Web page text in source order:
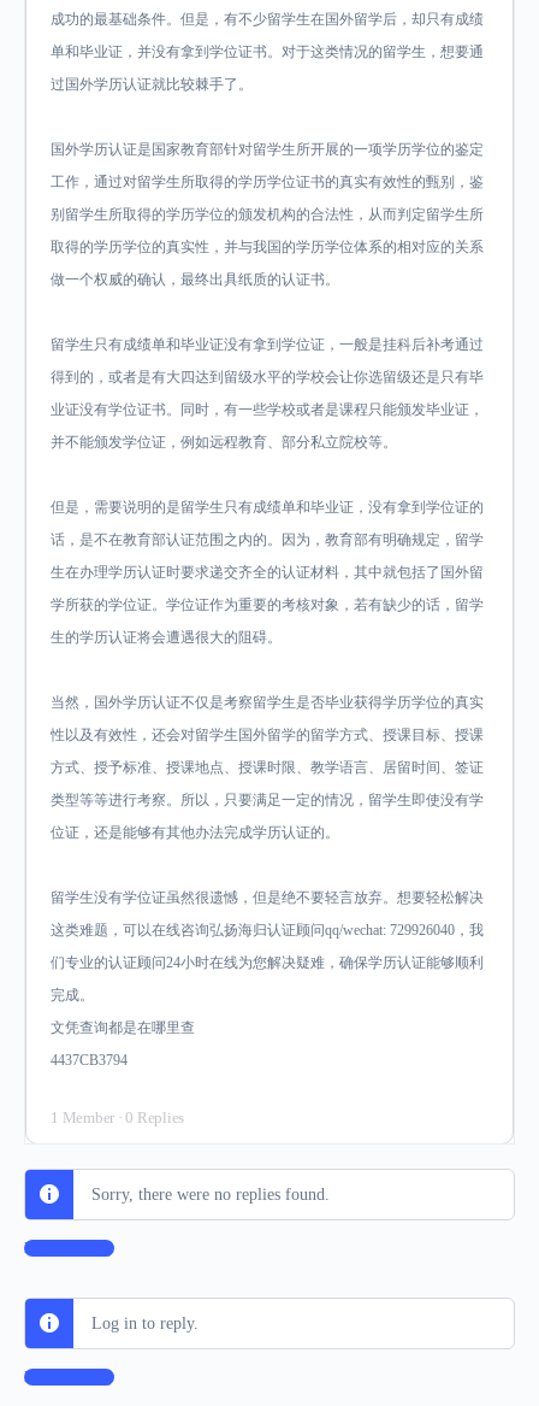
成功的最基础条件。但是，有不少留学生在国外留学后，却只有成绩
单和毕业证，并没有拿到学位证书。对于这类情况的留学生，想要通
过国外学历认证就比较棘手了。
国外学历认证是国家教育部针对留学生所开展的一项学历学位的鉴定
工作，通过对留学生所取得的学历学位证书的真实有效性的甄别，鉴
别留学生所取得的学历学位的颁发机构的合法性，从而判定留学生所
取得的学历学位的真实性，并与我国的学历学位体系的相对应的关系
做一个权威的确认，最终出具纸质的认证书。
留学生只有成绩单和毕业证没有拿到学位证，一般是挂科后补考通过
得到的，或者是有大四达到留级水平的学校会让你选留级还是只有毕
业证没有学位证书。同时，有一些学校或者是课程只能颁发毕业证，
并不能颁发学位证，例如远程教育、部分私立院校等。
但是，需要说明的是留学生只有成绩单和毕业证，没有拿到学位证的
话，是不在教育部认证范围之内的。因为，教育部有明确规定，留学
生在办理学历认证时要求递交齐全的认证材料，其中就包括了国外留
学所获的学位证。学位证作为重要的考核对象，若有缺少的话，留学
生的学历认证将会遭遇很大的阻碍。
当然，国外学历认证不仅是考察留学生是否毕业获得学历学位的真实
性以及有效性，还会对留学生国外留学的留学方式、授课目标、授课
方式、授予标准、授课地点、授课时限、教学语言、居留时间、签证
类型等等进行考察。所以，只要满足一定的情况，留学生即使没有学
位证，还是能够有其他办法完成学历认证的。
留学生没有学位证虽然很遗憾，但是绝不要轻言放弃。想要轻松解决
这类难题，可以在线咨询弘扬海归认证顾问qq/wechat: 729926040，我
们专业的认证顾问24小时在线为您解决疑难，确保学历认证能够顺利
完成。
文凭查询都是在哪里查
4437CB3794
1 Member · 0 Replies
Sorry, there were no replies found.
Log In to Reply
Log in to reply.
Log In to Reply